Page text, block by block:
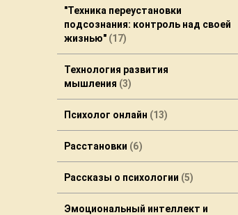
"Техника переустановки
подсознания: контроль над своей
жизнью" 17
Технология развития
мышления 3
Психолог онлайн 13
Расстановки 6
Рассказы о психологии 5
Эмоциональный интеллект и